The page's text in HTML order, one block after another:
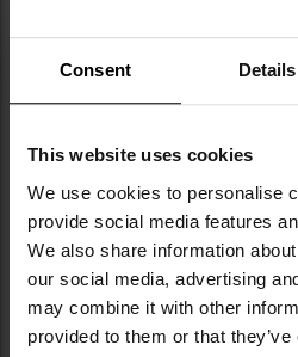
Consent Details
This website uses cookies
We use cookies to personalise
provide social media features
We also share information
our social media, advertising
may combine it with other
provided to them or that
Carbine Stock Mil-Spec для
гвинтівок AR15/M4 -Black
2 397,96 грн
ДО КОШИКА